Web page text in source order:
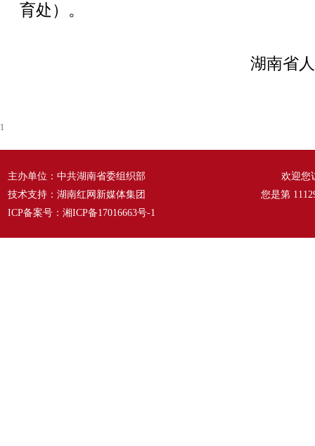
育处）。
湖南省
1
主办单位：中共湖南省委组织部
技术支持：湖南红网新媒体集团
ICP备案号： 湘ICP备17016663号-1
欢迎您
您是第